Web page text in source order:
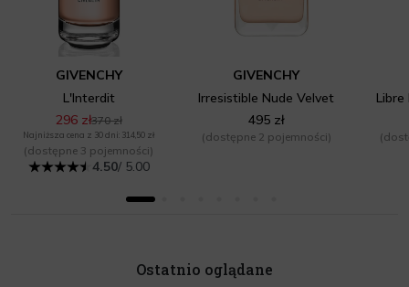
GIVENCHY
L'Interdit
296 zł370 zł
Najniższa cena z 30 dni: 314,50 zł
(dostępne 3 pojemności)
4.50/ 5.00
GIVENCHY
Irresistible Nude Velvet
495 zł
(dostępne 2 pojemności)
Libre
Ostatnio oglądane